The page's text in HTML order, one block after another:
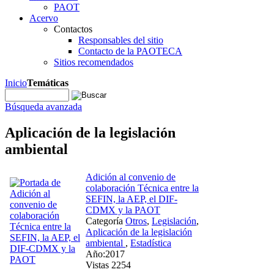
PAOT
Acervo
Contactos
Responsables del sitio
Contacto de la PAOTECA
Sitios recomendados
InicioTemáticas
Búsqueda avanzada
Aplicación de la legislación
ambiental
Adición al convenio de
colaboración Técnica entre la
SEFIN, la AEP, el DIF-
CDMX y la PAOT
Categoría Otros, Legislación,
Aplicación de la legislación
ambiental , Estadística
Año:2017
Vistas 2254